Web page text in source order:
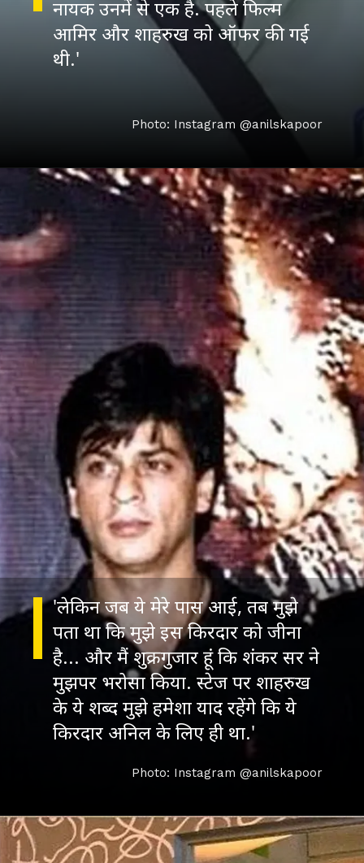
नायक उनमें से एक है. पहले फिल्म
आमिर और शाहरुख को ऑफर की गई
थी.'
Photo: Instagram @anilskapoor
'लेकिन जब ये मेरे पास आई, तब मुझे
पता था कि मुझे इस किरदार को जीना
है... और मैं शुक्रगुजार हूं कि शंकर सर ने
मुझपर भरोसा किया. स्टेज पर शाहरुख
के ये शब्द मुझे हमेशा याद रहेंगे कि ये
किरदार अनिल के लिए ही था.'
Photo: Instagram @anilskapoor